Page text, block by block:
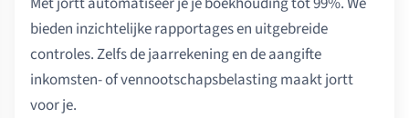
bieden inzichtelijke rapportages en uitgebreide
controles. Zelfs de jaarrekening en de aangifte
inkomsten- of vennootschapsbelasting maakt jortt
voor je.